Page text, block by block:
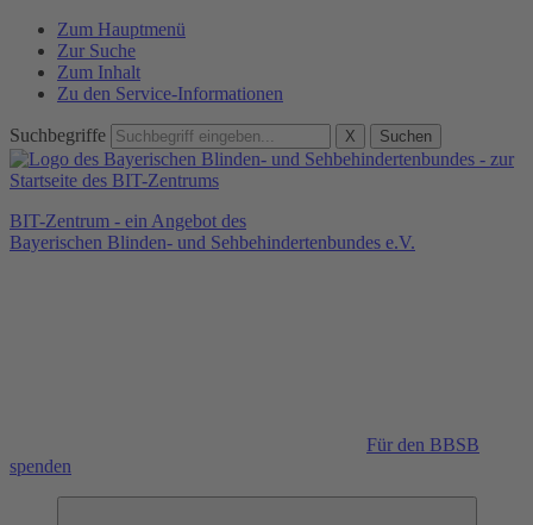
Zum Hauptmenü
Zur Suche
Zum Inhalt
Zu den Service-Informationen
Suchbegriffe X Suchen
BIT-Zentrum - ein Angebot des
Bayerischen Blinden- und Sehbehindertenbundes e.V.
Für den BBSB
spenden